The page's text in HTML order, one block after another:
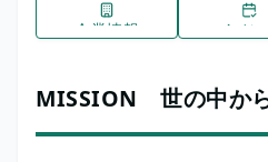
企業情報 イベン
MISSION 世の中か